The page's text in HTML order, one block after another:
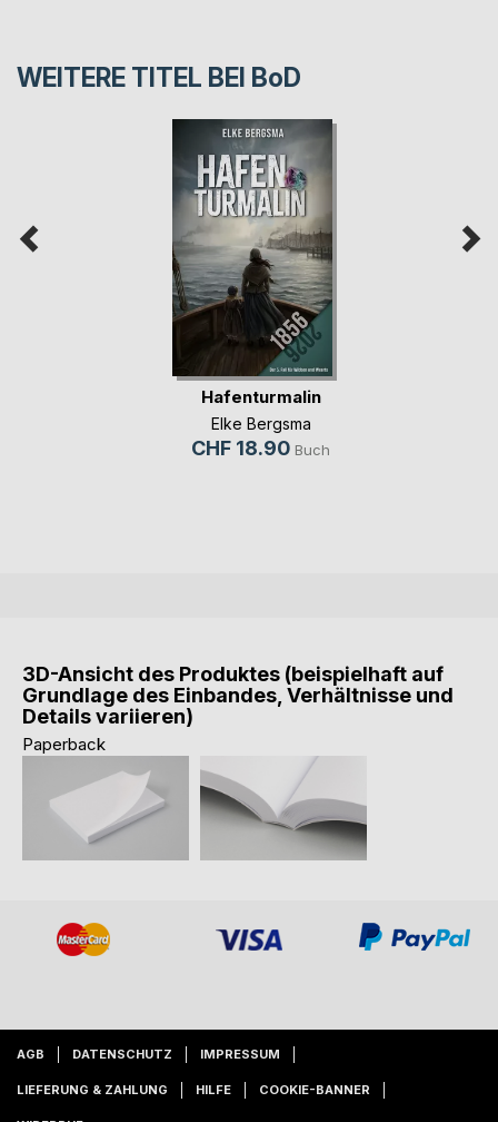
WEITERE TITEL BEI BoD
Hafenturmalin
Elke Bergsma
CHF 18.90 Buch
3D-Ansicht des Produktes (beispielhaft auf
Grundlage des Einbandes, Verhältnisse und
Details variieren)
Paperback
AGB DATENSCHUTZ IMPRESSUM
LIEFERUNG & ZAHLUNG HILFE COOKIE-BANNER